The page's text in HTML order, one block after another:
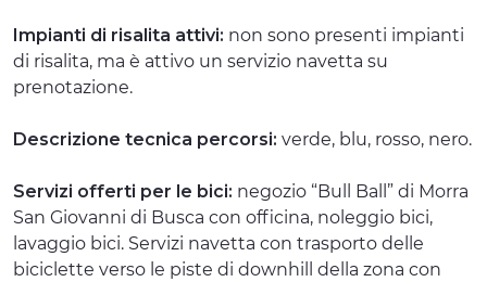
Impianti di risalita attivi: non sono presenti impianti
di risalita, ma è attivo un servizio navetta su
prenotazione.
Descrizione tecnica percorsi: verde, blu, rosso, nero.
Servizi offerti per le bici: negozio “Bull Ball” di Morra
San Giovanni di Busca con officina, noleggio bici,
lavaggio bici. Servizi navetta con trasporto delle
biciclette verso le piste di downhill della zona con